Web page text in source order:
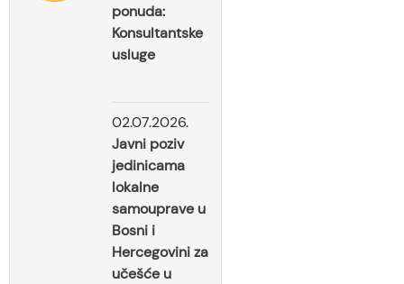
ponuda:
Konsultantske
usluge
02.07.2026.
Javni poziv
jedinicama
lokalne
samouprave u
Bosni i
Hercegovini za
učešće u